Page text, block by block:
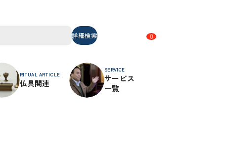
詳細検索 0
RITUAL ARTICLE
仏具関連
SERVICE
サービス
一覧